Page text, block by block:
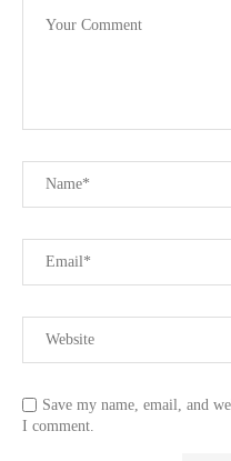
Save my name, email, and
I comment.